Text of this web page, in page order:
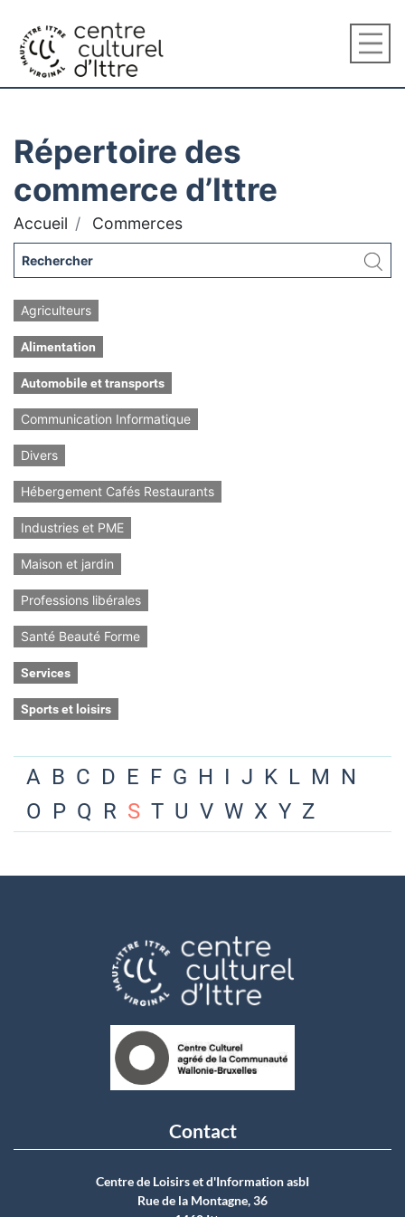
Répertoire des
commerce d’Ittre
Accueil Commerces
Agriculteurs
Alimentation
Automobile et transports
Communication Informatique
Divers
Hébergement Cafés Restaurants
Industries et PME
Maison et jardin
Professions libérales
Santé Beauté Forme
Services
Sports et loisirs
A B C D E F G H I J K L M N
O P Q R S T U V W X Y Z
Contact
Centre de Loisirs et d'Information asbI
Rue de la Montagne, 36